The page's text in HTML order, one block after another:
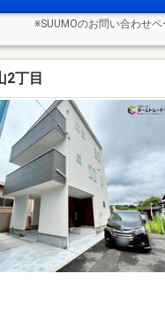
※SUUMOのお問い合わせ
2丁目